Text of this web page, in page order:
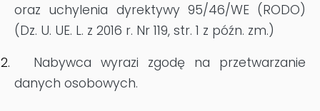
oraz uchylenia dyrektywy 95/46/WE (RODO)
(Dz. U. UE. L. z 2016 r. Nr 119, str. 1 z późn. zm.)
Nabywca wyrazi zgodę na przetwarzanie
danych osobowych.